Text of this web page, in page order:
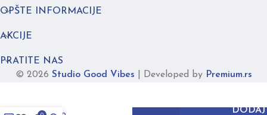
OPŠTE INFORMACIJE
AKCIJE
PRATITE NAS
© 2026 Studio Good Vibes Developed by Premium.rs
DODAJ